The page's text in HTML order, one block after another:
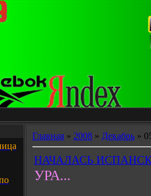
Главная » 2008 » Декабрь »
НАЧАЛАСЬ
УРА...